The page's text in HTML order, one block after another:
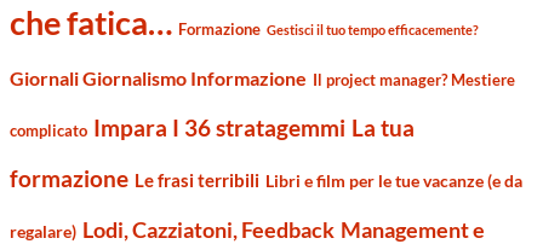
che fatica… Formazione Gestisci il tuo tempo efficacemente?
Giornali Giornalismo Informazione Il project manager? Mestiere
complicato Impara I 36 stratagemmi La tua
formazione Le frasi terribili Libri e film per le tue vacanze (e da
regalare) Lodi, Cazziatoni, Feedback Management e